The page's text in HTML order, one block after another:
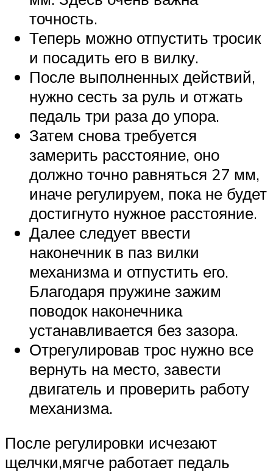
точность.
Теперь можно отпустить тросик
и посадить его в вилку.
После выполненных действий,
нужно сесть за руль и отжать
педаль три раза до упора.
Затем снова требуется
замерить расстояние, оно
должно точно равняться 27 мм,
иначе регулируем, пока не будет
достигнуто нужное расстояние.
Далее следует ввести
наконечник в паз вилки
механизма и отпустить его.
Благодаря пружине зажим
поводок наконечника
устанавливается без зазора.
Отрегулировав трос нужно все
вернуть на место, завести
двигатель и проверить работу
механизма.
После регулировки исчезают
щелчки,мягче работает педаль